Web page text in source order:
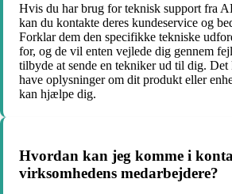
Hvis du har brug for teknisk support fra
kan du kontakte deres kundeservice og
Forklar dem den specifikke tekniske
for, og de vil enten vejlede dig gennem
tilbyde at sende en tekniker ud til dig.
have oplysninger om dit produkt eller
kan hjælpe dig.
Hvordan kan jeg komme i
virksomhedens medarbejdere?